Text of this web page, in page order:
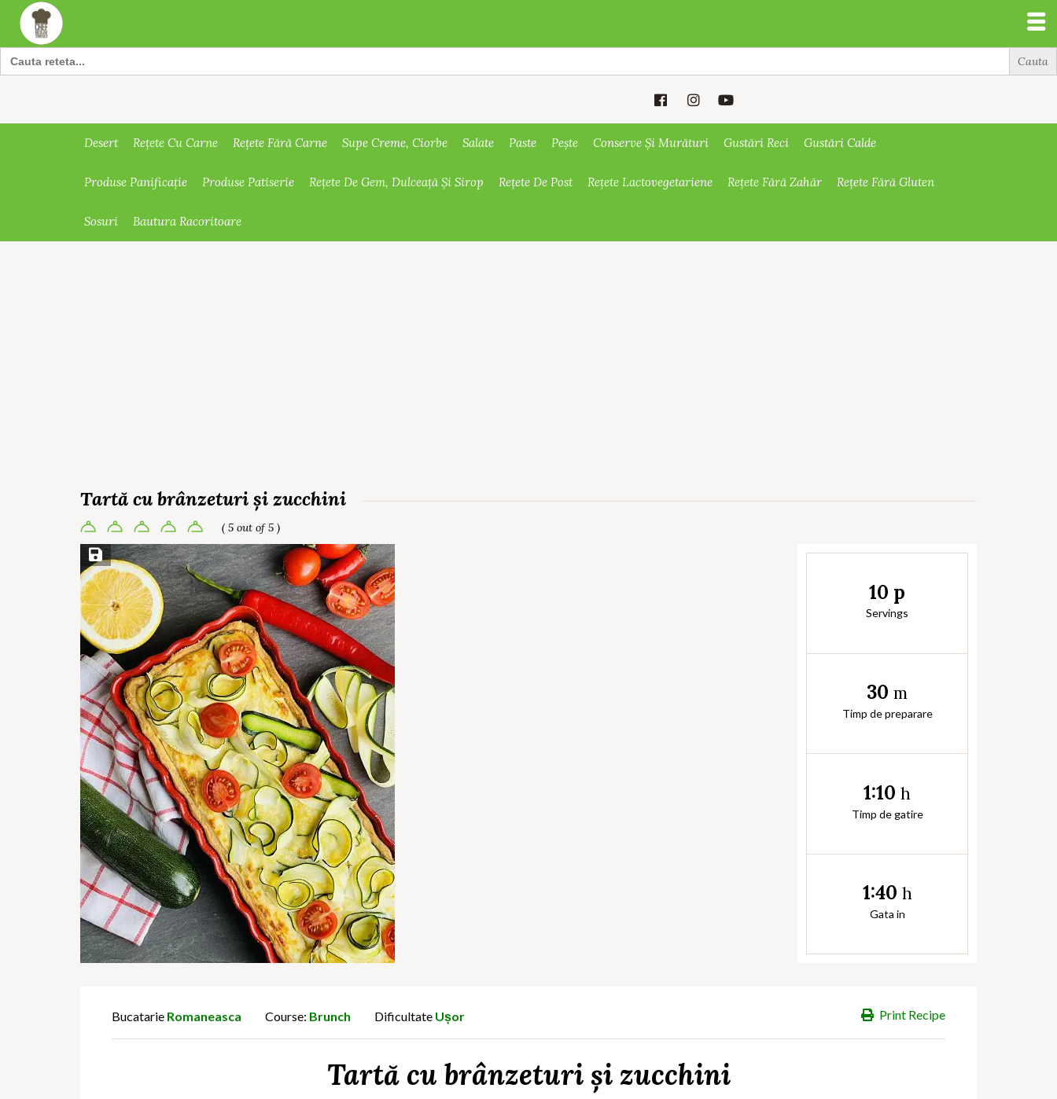
Search
for:
Desert Rețete Cu Carne Rețete Fără Carne Supe Creme, Ciorbe Salate Paste Pește Conserve Și Murături Gustări Reci Gustări Calde
Produse Panificație Produse Patiserie Rețete De Gem, Dulceață Și Sirop Rețete De Post Rețete Lactovegetariene Rețete Fără Zahăr Rețete Fără Gluten
Sosuri Bautura Racoritoare
Tartă cu brânzeturi și zucchini
( 5 out of 5 )
Save Recipe
10 p
Servings
30 m
Timp de preparare
1:10 h
Timp de gatire
1:40 h
Gata in
Print Recipe
Bucatarie Romaneasca Course: Brunch Dificultate Ușor
Tartă cu brânzeturi și zucchini